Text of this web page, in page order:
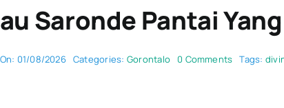
Saronde Pantai
01/08/2026 Categories: Gorontalo 0 CommentsonTags: